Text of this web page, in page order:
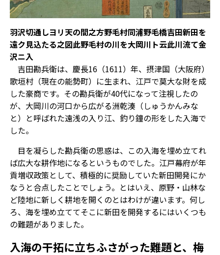
羽沢切通しヨリ天の間之方野毛村同浦野毛橋吉田新田を
遠ク見込たる之図此野毛村の川を大岡川ト云此川流て金
沢ニ入
吉田勘兵衛は、慶長16（1611）年、摂津国（大阪府）
歌垣村（現在の能勢町）に生まれ、江戸で莫大な財を成
した豪商です。その勘兵衛が40代になって注視したの
が、大岡川の河口から広がる洲乾湊（しゅうかんみな
と）と呼ばれた遠浅の入り江、釣り鐘の形をした入海で
した。
目を凝らした勘兵衛の思惑は、この入海を埋め立てれ
ば広大な耕作地になるというものでした。江戸幕府が年
貢増収政策として、積極的に奨励していた新田開発にか
なうと合点したことでしょう。とはいえ、原野・山林な
ど陸地に新しく耕地を開くのとはわけが違います。何し
ろ、海を埋め立ててそこに新田を開発するにはいくつも
の難題がありました。
入海の干拓に立ちふさがった難題と、梅